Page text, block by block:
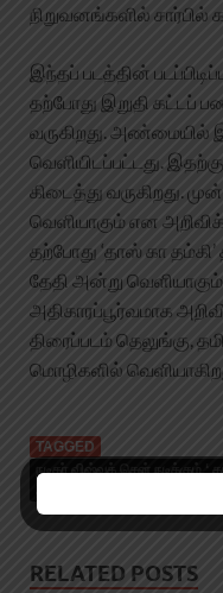
நிறுவனங்களில் சார்பில்
இந்தப் படத்தின்
தற்போது இறுதி கட்டப்
வருகிறது.
வெளியிடப்பட்டது.
கிடைத்து வருகிறது.
வெளியாகும் என
தற்போது ‘தாஸ் கா
தேதி அன்று
அதிகாரப்பூர்வமாக
திரைப்படம் தெலுங்கு,
மொழிகளில்
TAGGED
நடிகர் விஷ்வக் சென் நடிக்கும் ‘
RELATED POSTS